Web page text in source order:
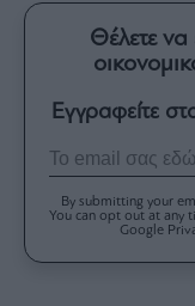
Θέλετε
Εγγραφείτε
By submitting your
You can opt out at any
Google